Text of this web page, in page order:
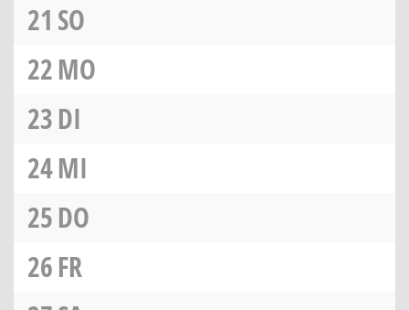
21 SO
22MO
23DI
24MI
25DO
26FR